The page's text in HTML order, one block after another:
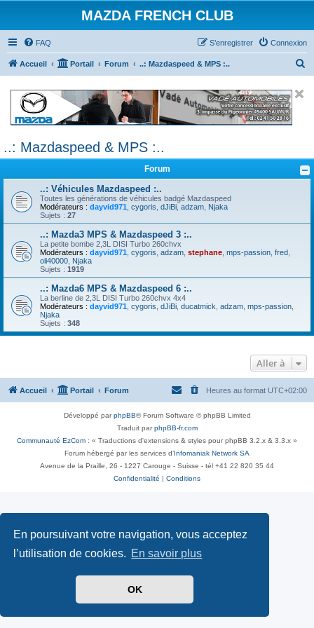
En poursuivant votre navigation, vous acceptez
l’utilisation de cookies. En savoir plus
OK
MAZDA FRENCH CLUB
FAQ Connexion
S’enregistrer
Accueil Portail Forum ..: Mazdaspeed & MPS :..
c
h
..: Mazdaspeed & MPS :..
Forum
..: Véhicules Mazdaspeed :..
Toutes les générations de véhicules badgé Mazdaspeed
Modérateurs : dayvid971 cygoris dJiBi adzam Njaka
Sujets : 27
..: Mazda3 MPS & Mazdaspeed 3 :..
La petite bombe 2,3L DISI Turbo 260chvx
Modérateurs : dayvid971 cygoris adzam stephane mps-passion fred
oli40000 Njaka
Sujets : 1919
..: Mazda6 MPS & Mazdaspeed 6 :..
La berline de 2,3L DISI Turbo 260chvx 4x4
Modérateurs : dayvid971 cygoris dJiBi ducatmick adzam mps-passion
Njaka
Sujets : 348
Aller à
Accueil Portail Forum Heures au format UTC+02:00
Développé parphpBB® Forum Software © phpBB Limited
Traduit parphpBB-fr.com
Communauté EzCom : « Traductions d'extensions & styles pour phpBB 3.2.x & 3.3.x »
Forum hébergé par les services d’Infomaniak Network SA
Avenue de la Praille, 26 - 1227 Carouge - Suisse - tél +41 22 820 35 44
Confidentialité | Conditions